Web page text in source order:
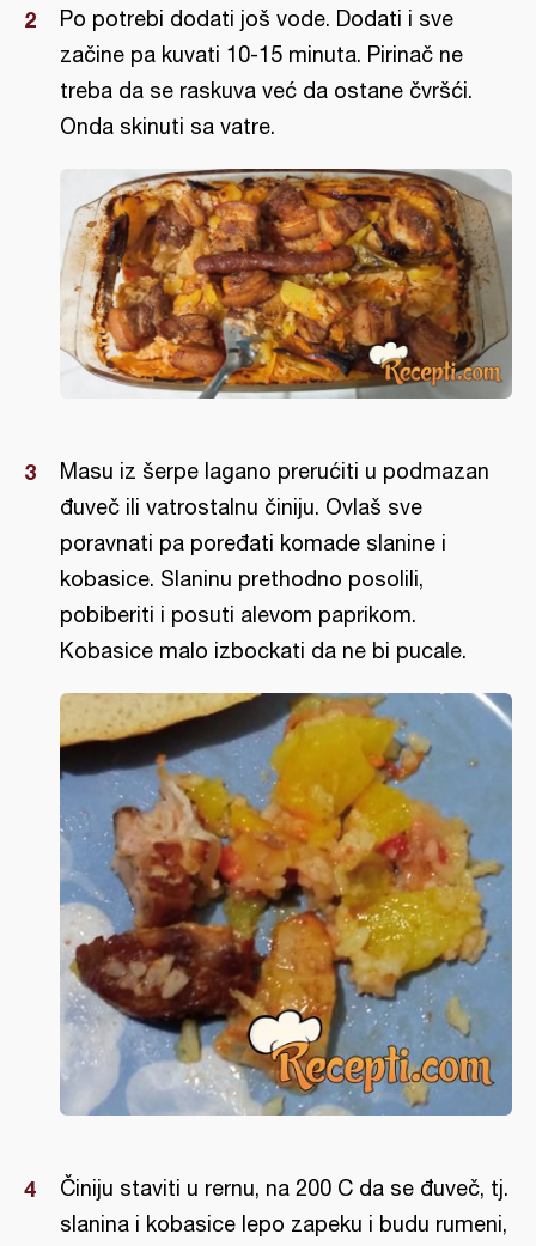
Po potrebi dodati još vode. Dodati i sve
začine pa kuvati 10-15 minuta. Pirinač ne
treba da se raskuva već da ostane čvršći.
Onda skinuti sa vatre.
Masu iz šerpe lagano prerućiti u podmazan
đuveč ili vatrostalnu činiju. Ovlaš sve
poravnati pa poređati komade slanine i
kobasice. Slaninu prethodno posolili,
pobiberiti i posuti alevom paprikom.
Kobasice malo izbockati da ne bi pucale.
Činiju staviti u rernu, na 200 C da se đuveč, tj.
slanina i kobasice lepo zapeku i budu rumeni,